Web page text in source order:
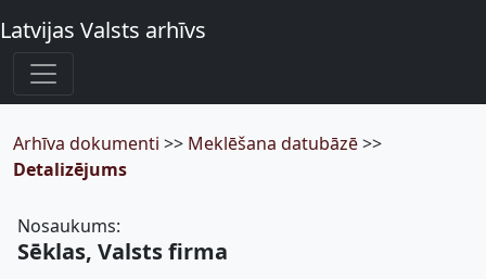
Latvijas Valsts arhīvs
Arhīva dokumenti >> Meklēšana datubāzē>>
Detalizējums
Nosaukums:
Sēklas, Valsts firma